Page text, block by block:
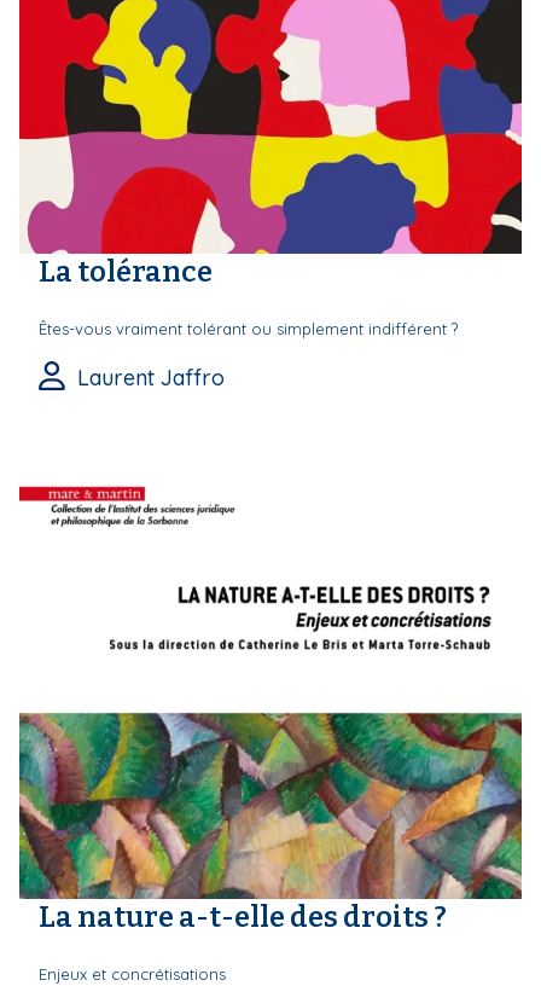
La tolérance
Êtes-vous vraiment tolérant ou simplement indifférent ?
Laurent Jaffro
La nature a-t-elle des droits ?
Enjeux et concrétisations